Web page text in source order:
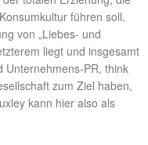
führen soll.
von „Liebes- und
liegt und insgesamt
Unternehmens-PR, think
zum Ziel haben,
kann hier also als